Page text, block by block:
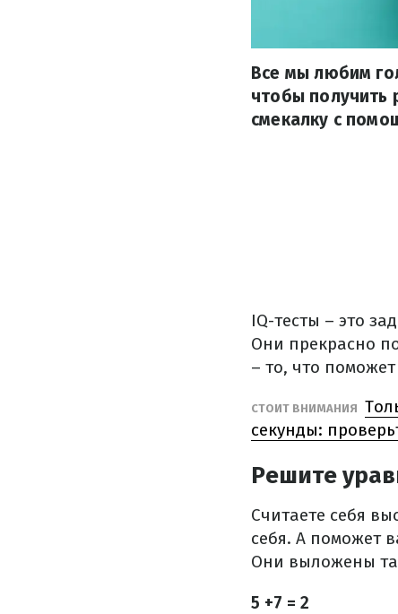
Все мы любим
чтобы получить
смекалку с
IQ-тесты – это
Они прекрасно
– то, что
СТОИТ ВНИМАНИЯ
секунды:
Решите
Считаете себя
себя. А поможет
Они выложены
5 +7 = 2